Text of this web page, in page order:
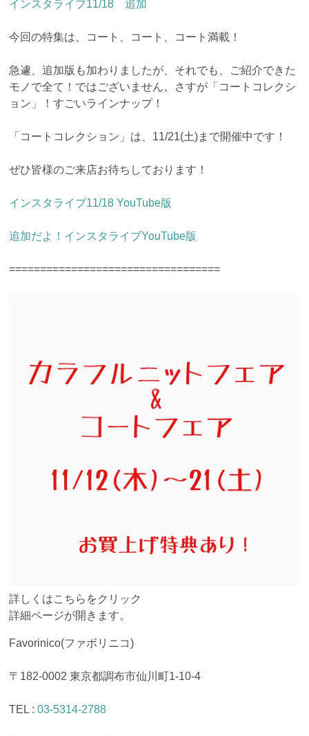
インスタライブ11/18 追加
今回の特集は、コート、コート、コート満載！
急遽、追加版も加わりましたが、それでも、ご紹介できた
モノで全て！ではございません。さすが「コートコレクシ
ョン」！すごいラインナップ！
「コートコレクション」は、11/21(土)まで開催中です！
ぜひ皆様のご来店お待ちしております！
インスタライブ11/18 YouTube版
追加だよ！インスタライブYouTube版
==================================
詳しくはこちらをクリック
詳細ページが開きます。
Favorinico(ファボリニコ)
〒182-0002 東京都調布市仙川町1-10-4
TEL :03-5314-2788